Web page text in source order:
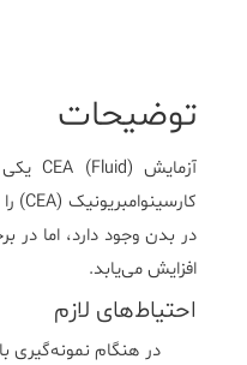
توضیحات
آزمایش CEA (Fluid)یکی
کارسینوامبریونیک(CEA)
در بدن وجود دارد، اما
افزایش می‌یابد.
احتیاط‌های لازم
در هنگام نمونه‌گیری